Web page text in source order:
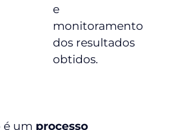
e
monitoramento
dos resultados
obtidos.
é um processo